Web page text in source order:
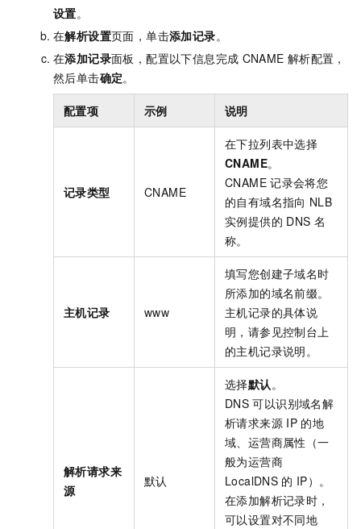
设置。
在解析设置页面，单击添加记录。
在添加记录面板，配置以下信息完成 CNAME 解析配置，
然后单击确定。
配置项 示例 说明
记录类型 CNAME
在下拉列表中选择
CNAME。
CNAME 记录会将您
的自有域名指向 NLB
实例提供的 DNS 名
称。
主机记录 www
填写您创建子域名时
所添加的域名前缀。
主机记录的具体说
明，请参见控制台上
的主机记录说明。
解析请求来
源
默认
选择默认。
DNS 可以识别域名解
析请求来源 IP 的地
域、运营商属性（一
般为运营商
LocalDNS 的 IP）。
在添加解析记录时，
可以设置对不同地